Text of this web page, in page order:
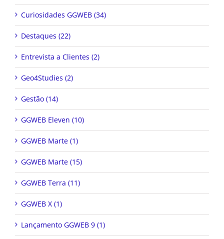
Curiosidades GGWEB (34)
Destaques (22)
Entrevista a Clientes (2)
Geo4Studies (2)
Gestão (14)
GGWEB Eleven (10)
GGWEB Marte (1)
GGWEB Marte (15)
GGWEB Terra (11)
GGWEB X (1)
Lançamento GGWEB 9 (1)